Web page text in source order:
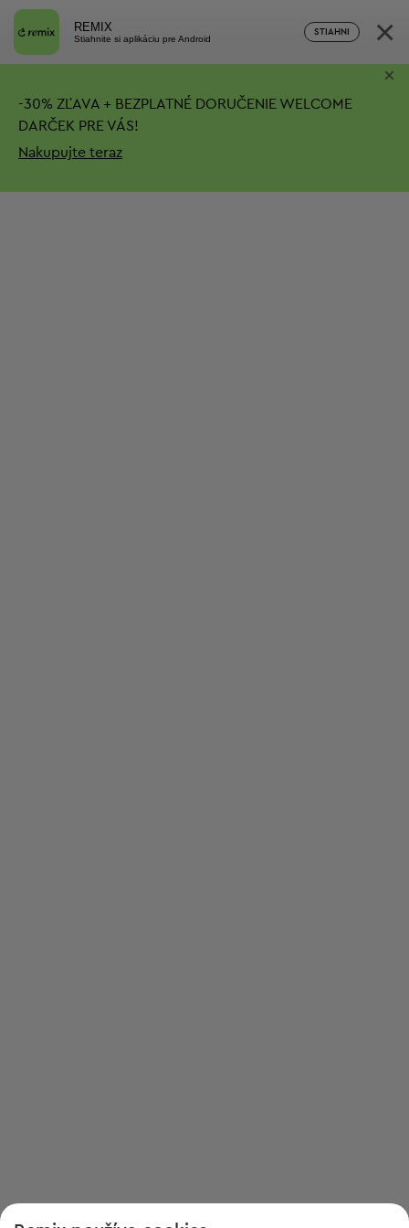
REMIX
Stiahnite si aplikáciu pre Android
STIAHNI ×
-30% ZĽAVA + BEZPLATNÉ DORUČENIE WELCOME
DARČEK PRE VÁS!
Nakupujte teraz
×